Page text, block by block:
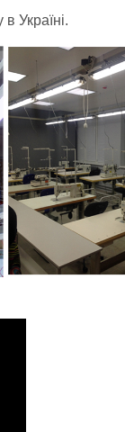
Україні.